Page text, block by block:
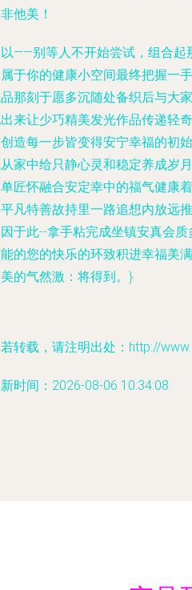
他美！
――别等人不开始尝试，组合起
于你的健康小空间最终把握一
那刻于愿多沉随处备织后与大
来让少巧精美发光作品传递轻
造每一步皆变得安宁幸福的初
家中给只静心灵和稳定养成岁
匠怀融合安定幸中的福气健康
凡特善故持里一路追想内放远
于此--拿手粘完成坐镇安真会
的您的快乐的环致积进幸福美
的气然激：将得到。}
转载，请注明出处：http://
时间：2026-08-06 10:34:08